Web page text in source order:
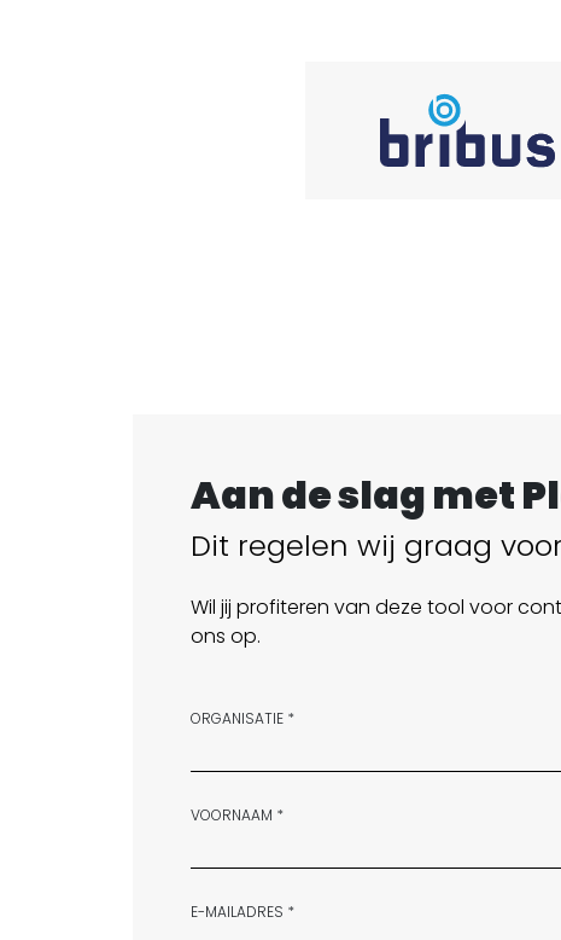
Aan de slag met
Dit regelen wij graag
Wil jij profiteren van deze tool voor
ons op.
ORGANISATIE *
VOORNAAM *
E-MAILADRES *